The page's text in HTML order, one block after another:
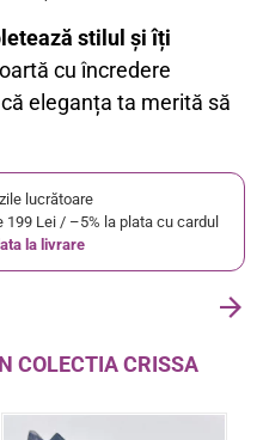
stilul și îți
cu încredere
eleganța ta merită să
lucrătoare
199 Lei / –5% la plata cu cardul
la livrare
COLECTIA CRISSA